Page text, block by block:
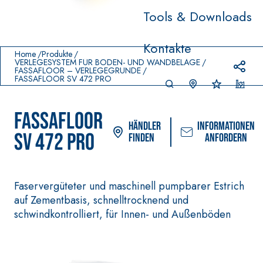
Tools & Downloads
Kontakte
Home Produkte
VERLEGESYSTEM FÜR BODEN- UND WANDBELÄGE
FASSAFLOOR – VERLEGEGRÜNDE
FASSAFLOOR SV 472 PRO
FASSAFLOOR
SV 472 PRO
Händler
finden
Informationen
anfordern
Faservergüteter und maschinell pumpbarer Estrich
auf Zementbasis, schnelltrocknend und
schwindkontrolliert, für Innen- und Außenböden
Prodotti in primo piano
VERLEGESYSTEM FÜR BODEN-
UND WANDBELÄGE